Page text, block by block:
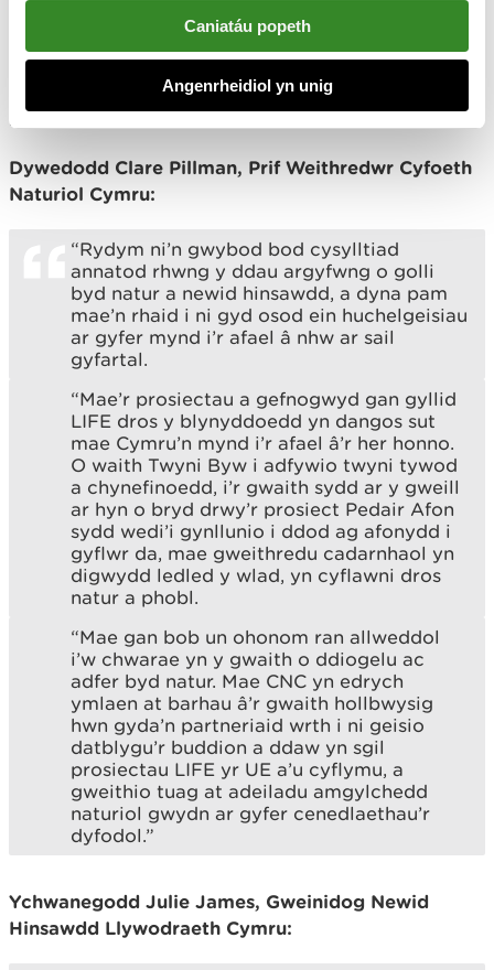
Caniatáu popeth
Angenrheidiol yn unig
LIFE yr UE ac arian cyfatebol gan Lywodraeth
Cymru, yn sicrhau y bydd y chwistrelliad o £13.8
miliwn yn rhoi bywyd newydd i heriau cadwraeth
brys dros y pum mlynedd nesaf.
Dywedodd Clare Pillman, Prif Weithredwr Cyfoeth
Naturiol Cymru:
“Rydym ni’n gwybod bod cysylltiad
annatod rhwng y ddau argyfwng o golli
byd natur a newid hinsawdd, a dyna pam
mae’n rhaid i ni gyd osod ein huchelgeisiau
ar gyfer mynd i’r afael â nhw ar sail
gyfartal.
“Mae’r prosiectau a gefnogwyd gan gyllid
LIFE dros y blynyddoedd yn dangos sut
mae Cymru’n mynd i’r afael â’r her honno.
O waith Twyni Byw i adfywio twyni tywod
a chynefinoedd, i’r gwaith sydd ar y gweill
ar hyn o bryd drwy’r prosiect Pedair Afon
sydd wedi’i gynllunio i ddod ag afonydd i
gyflwr da, mae gweithredu cadarnhaol yn
digwydd ledled y wlad, yn cyflawni dros
natur a phobl.
“Mae gan bob un ohonom ran allweddol
i’w chwarae yn y gwaith o ddiogelu ac
adfer byd natur. Mae CNC yn edrych
ymlaen at barhau â’r gwaith hollbwysig
hwn gyda’n partneriaid wrth i ni geisio
datblygu’r buddion a ddaw yn sgil
prosiectau LIFE yr UE a’u cyflymu, a
gweithio tuag at adeiladu amgylchedd
naturiol gwydn ar gyfer cenedlaethau’r
dyfodol.”
Ychwanegodd Julie James, Gweinidog Newid
Hinsawdd Llywodraeth Cymru: